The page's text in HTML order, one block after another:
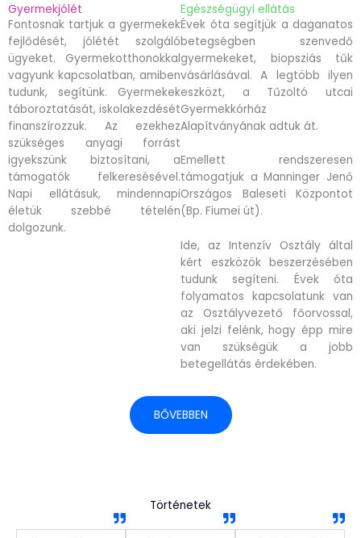
Gyermekjólét
Fontosnak tartjuk a gyermekek
fejlődését, jólétét szolgáló
ügyeket. Gyermekotthonokkal
vagyunk kapcsolatban, amiben
tudunk, segítünk. Gyermekek
táboroztatását, iskolakezdését
finanszírozzuk. Az ezekhez
szükséges anyagi forrást
igyekszünk biztosítani, a
támogatók felkeresésével.
Napi ellátásuk, mindennapi
életük szebbé tételén
dolgozunk.
Egészségügyi ellátás
Évek óta segítjük a daganatos
betegségben szenvedő
gyermekeket, biopsziás tűk
vásárlásával. A legtöbb ilyen
eszközt, a Tűzoltó utcai
Gyermekkórház
Alapítványának adtuk át.
Emellett rendszeresen
támogatjuk a Manninger Jenő
Országos Baleseti Központot
(Bp. Fiumei út).
Ide, az Intenzív Osztály által
kért eszközök beszerzésében
tudunk segíteni. Évek óta
folyamatos kapcsolatunk van
az Osztályvezető főorvossal,
aki jelzi felénk, hogy épp mire
van szükségük a jobb
betegellátás érdekében.
BŐVEBBEN
Történetek